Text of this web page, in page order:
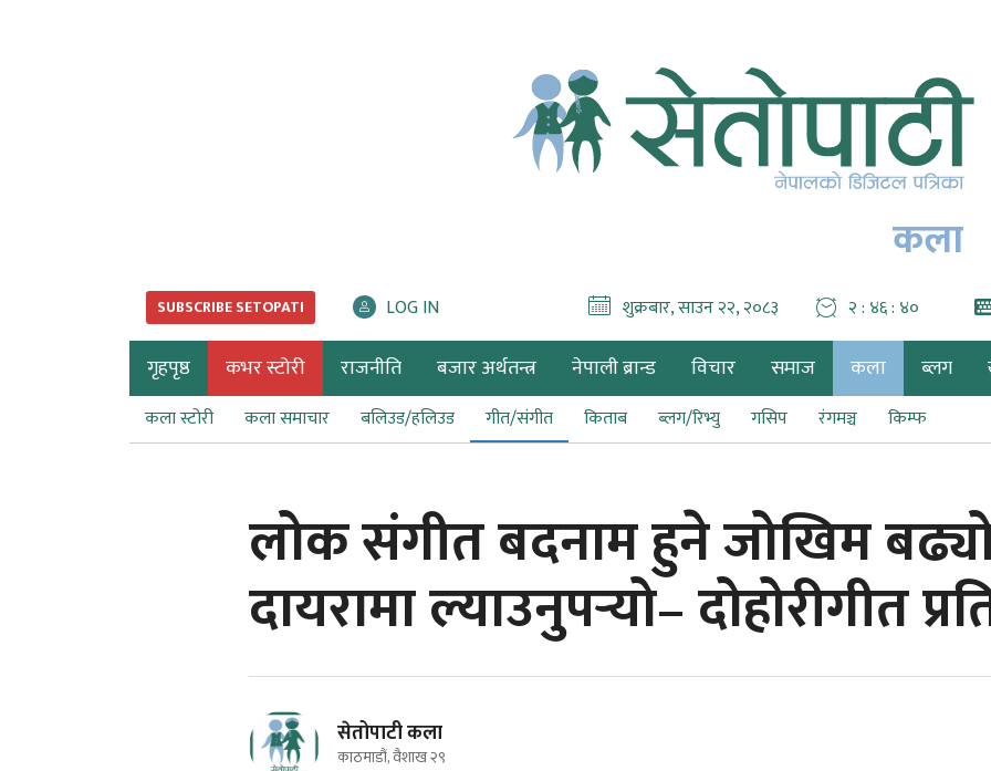
कला
SUBSCRIBE SETOPATI LOG IN शुक्रबार, साउन २२, २०८३ २ : ४६ : ४२
गृहपृष्ठ कभर स्टोरी राजनीति बजार अर्थतन्त्र नेपाली ब्रान्ड विचार समाज कला ब्लग
कला स्टोरी कला समाचार बलिउड/हलिउड गीत/संगीत किताब ब्लग/रिभ्यु गसिप रंगमञ्च किम्फ
लोक संगीत बदनाम हुने जोखिम
दायरामा ल्याउनुपर्‍यो– दोहोरीगीत
सेतोपाटी कला
काठमाडौं, वैशाख २९